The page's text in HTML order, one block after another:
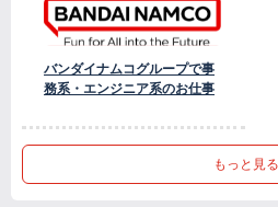
バンダイナムコグループで事
務系・エンジニア系のお仕事
もっと見る